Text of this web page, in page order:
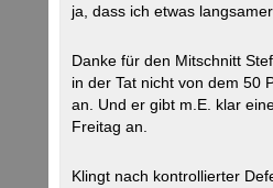
ja, dass ich etwas
Danke für den Mitschnitt
in der Tat nicht von dem 50
an. Und er gibt m.E. klar
Freitag an.
Klingt nach kontrollierter